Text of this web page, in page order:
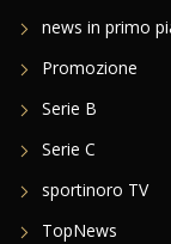
news in primo
Promozione
Serie B
Serie C
sportinoro TV
TopNews